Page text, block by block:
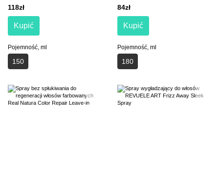
filler spray 150 ml
118zł
Kupić
Pojemność, ml
150
termiczną NEQI Diamond Glass
84zł
Kupić
Pojemność, ml
180